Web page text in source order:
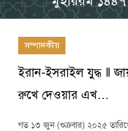
সম্পাদকীয়
ইরান-ইসরাইল যুদ্ধ ‖
রুখে দেওয়ার এখ…
গত ১৩ জুন (শুক্রবার) ২০২৫